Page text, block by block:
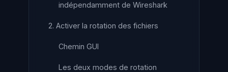
indépendamment de Wireshark
2. Activer la rotation des fichiers
Chemin GUI
Les deux modes de rotation